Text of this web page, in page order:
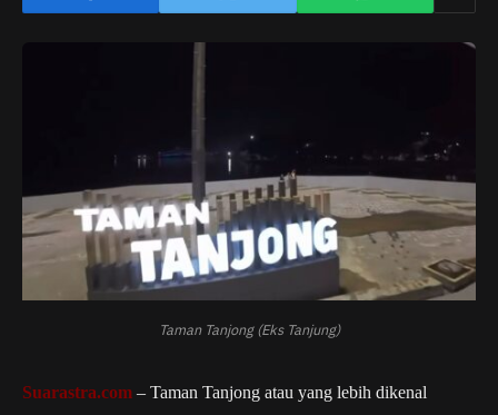
Taman Tanjong (Eks Tanjung)
Suarastra.com – Taman Tanjong atau yang lebih dikenal